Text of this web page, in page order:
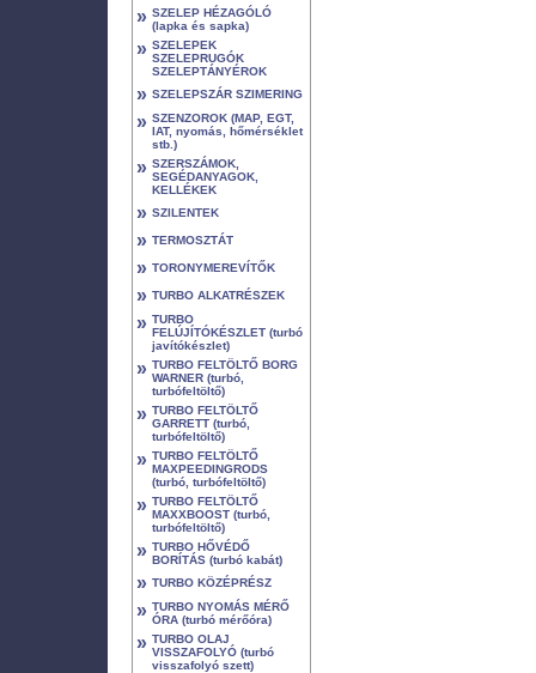
» SZELEP HÉZAGÓLÓ
(lapka és sapka)
» SZELEPEK
SZELEPRUGÓK
SZELEPTÁNYÉROK
» SZELEPSZÁR SZIMERING
» SZENZOROK (MAP, EGT,
IAT, nyomás, hőmérséklet
stb.)
» SZERSZÁMOK,
SEGÉDANYAGOK,
KELLÉKEK
» SZILENTEK
» TERMOSZTÁT
» TORONYMEREVÍTŐK
» TURBO ALKATRÉSZEK
» TURBO
FELÚJÍTÓKÉSZLET (turbó
javítókészlet)
» TURBO FELTÖLTŐ BORG
WARNER (turbó,
turbófeltöltő)
» TURBO FELTÖLTŐ
GARRETT (turbó,
turbófeltöltő)
» TURBO FELTÖLTŐ
MAXPEEDINGRODS
(turbó, turbófeltöltő)
» TURBO FELTÖLTŐ
MAXXBOOST (turbó,
turbófeltöltő)
» TURBO HŐVÉDŐ
BORÍTÁS (turbó kabát)
» TURBO KÖZÉPRÉSZ
» TURBO NYOMÁS MÉRŐ
ÓRA (turbó mérőóra)
» TURBO OLAJ
VISSZAFOLYÓ (turbó
visszafolyó szett)